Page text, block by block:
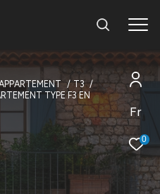
Fr
0
T3
TYPE F3 EN